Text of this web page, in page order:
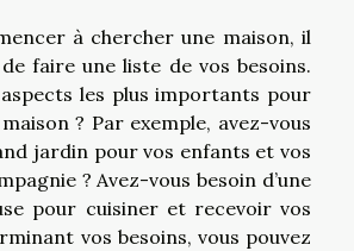
à chercher une maison, il
faire une liste de vos besoins.
les plus importants pour
? Par exemple, avez-vous
jardin pour vos enfants et vos
? Avez-vous besoin d’une
pour cuisiner et recevoir vos
vos besoins, vous pouvez